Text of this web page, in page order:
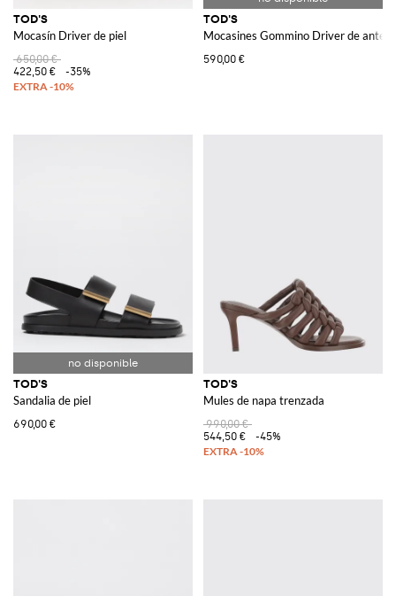
TOD'S
Mocasín Driver de piel
650,00 €
422,50 €
-35%
TOD'S
Mocasines Gommino Driver de ante
590,00 €
TOD'S
Sandalia de piel
690,00 €
TOD'S
Mules de napa trenzada
990,00 €
544,50 €
-45%